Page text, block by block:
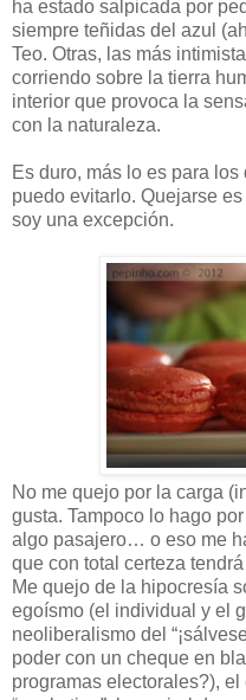
ha estado salpicada por
siempre teñidas del azul
Teo. Otras, las más
corriendo sobre la tierra
interior que provoca la
con la naturaleza.
Es duro, más lo es para
puedo evitarlo. Quejarse
soy una excepción.
No me quejo por la carga
gusta. Tampoco lo hago
algo pasajero… o eso me
que con total certeza
Me quejo de la hipocresía
egoísmo (el individual y el
neoliberalismo del
poder con un cheque en
programas electorales?),